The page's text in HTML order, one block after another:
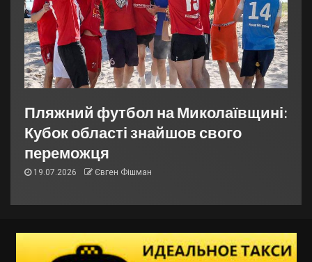
Пляжний футбол на Миколаївщині:
Кубок області знайшов свого
переможця
19.07.2026 Євген Фішман